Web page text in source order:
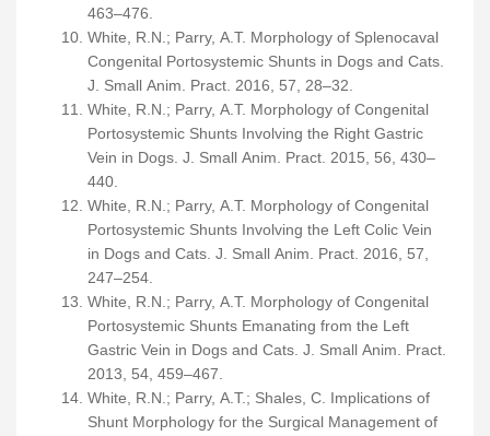
463–476.
White, R.N.; Parry, A.T. Morphology of Splenocaval
Congenital Portosystemic Shunts in Dogs and Cats.
J. Small Anim. Pract. 2016, 57, 28–32.
White, R.N.; Parry, A.T. Morphology of Congenital
Portosystemic Shunts Involving the Right Gastric
Vein in Dogs. J. Small Anim. Pract. 2015, 56, 430–
440.
White, R.N.; Parry, A.T. Morphology of Congenital
Portosystemic Shunts Involving the Left Colic Vein
in Dogs and Cats. J. Small Anim. Pract. 2016, 57,
247–254.
White, R.N.; Parry, A.T. Morphology of Congenital
Portosystemic Shunts Emanating from the Left
Gastric Vein in Dogs and Cats. J. Small Anim. Pract.
2013, 54, 459–467.
White, R.N.; Parry, A.T.; Shales, C. Implications of
Shunt Morphology for the Surgical Management of